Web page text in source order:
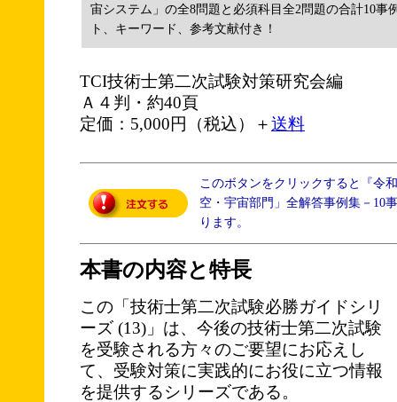
宙システム」の全8問題と必須科目全2問題の合計10事
ト、キーワード、参考文献付き！
TCI技術士第二次試験対策研究会編
Ａ４判・約40頁
定価：5,000円（税込）＋送料
このボタンをクリックすると『令
空・宇宙部門」全解答事例集－10
ります。
本書の内容と特長
この「技術士第二次試験必勝ガイドシリ
ーズ (13)」は、今後の技術士第二次試験
を受験される方々のご要望にお応えし
て、受験対策に実践的にお役に立つ情報
を提供するシリーズである。